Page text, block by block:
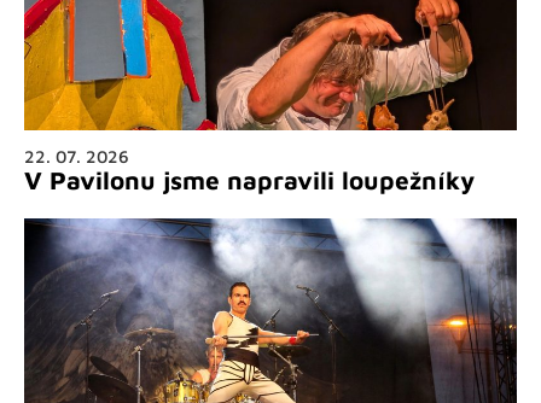
22. 07. 2026
V Pavilonu jsme napravili loupežníky